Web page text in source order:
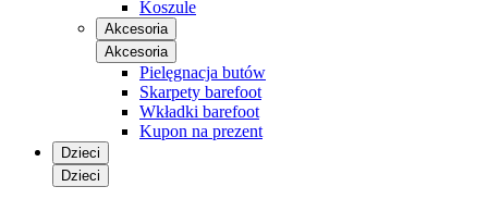
Koszule
Akcesoria
Akcesoria
Pielęgnacja butów
Skarpety barefoot
Wkładki barefoot
Kupon na prezent
Dzieci
Dzieci